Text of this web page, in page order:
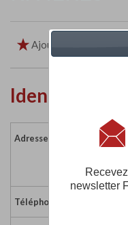
Ajouter aux favoris
Identité de
Adresse :
Téléphone :
newsletter